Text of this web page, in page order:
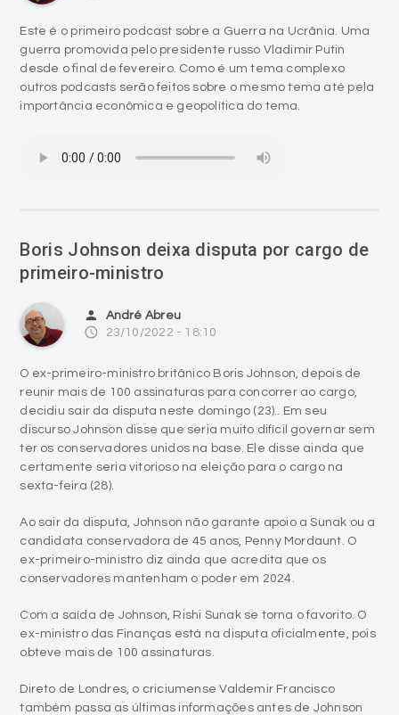
Este é o primeiro podcast sobre a Guerra na Ucrânia. Uma
guerra promovida pelo presidente russo Vladimir Putin
desde o final de fevereiro. Como é um tema complexo
outros podcasts serão feitos sobre o mesmo tema até pela
importância econômica e geopolítica do tema.
Boris Johnson deixa disputa por cargo de
primeiro-ministro
person André Abreu
access_time 23/10/2022 - 18:10
O ex-primeiro-ministro britânico Boris Johnson, depois de
reunir mais de 100 assinaturas para concorrer ao cargo,
decidiu sair da disputa neste domingo (23).. Em seu
discurso Johnson disse que seria muito difícil governar sem
ter os conservadores unidos na base. Ele disse ainda que
certamente seria vitorioso na eleição para o cargo na
sexta-feira (28).
Ao sair da disputa, Johnson não garante apoio a Sunak ou a
candidata conservadora de 45 anos, Penny Mordaunt. O
ex-primeiro-ministro diz ainda que acredita que os
conservadores mantenham o poder em 2024.
Com a saída de Johnson, Rishi Sunak se torna o favorito. O
ex-ministro das Finanças está na disputa oficialmente, pois
obteve mais de 100 assinaturas.
Direto de Londres, o criciumense Valdemir Francisco
também passa as últimas informações antes de Johnson